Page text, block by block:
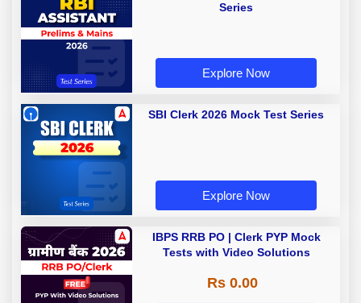
Series
Explore Now
SBI Clerk 2026 Mock Test Series
Explore Now
IBPS RRB PO | Clerk PYP Mock
Tests with Video Solutions
Rs 0.00